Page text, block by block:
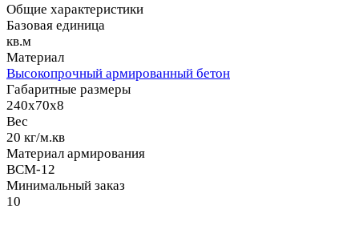
Общие характеристики
Базовая единица
кв.м
Материал
Высокопрочный армированный бетон
Габаритные размеры
240x70x8
Вес
20 кг/м.кв
Материал армирования
ВСМ-12
Минимальный заказ
10